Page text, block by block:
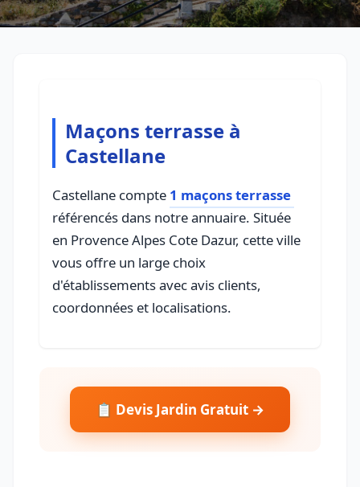
Maçons terrasse à
Castellane
Castellane compte 1 maçons terrasse
référencés dans notre annuaire. Située
en Provence Alpes Cote Dazur, cette ville
vous offre un large choix
d'établissements avec avis clients,
coordonnées et localisations.
📋 Devis Jardin Gratuit →